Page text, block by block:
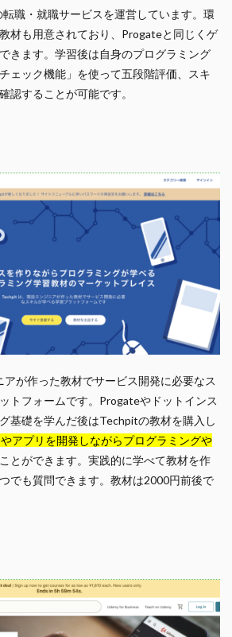
職・就職サービスを運営しています。環
材も用意されており、Progateと同じくゲ
きます。学習後は自身のプログラミング
ェック機能」を使って五段階評価、スキ
認することが可能です。
が作った教材でサービス開発に必要なス
トフォームです。Progateやドットインス
基礎を学んだ後はTechpitの教材を購入し
アプリを開発しながらプログラミングや
ことができます。実践的に学べて教材を作
でも質問できます。教材は2000円前後で